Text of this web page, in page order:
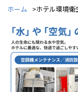
ホーム ホテル環境衛